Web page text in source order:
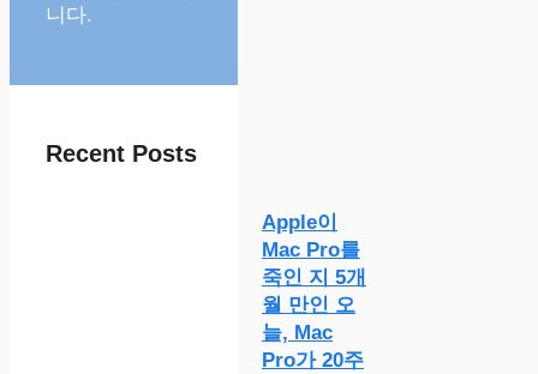
니다.
Recent Posts
Apple이
Mac Pro를
죽인 지 5개
월 만인 오
늘, Mac
Pro가 20주